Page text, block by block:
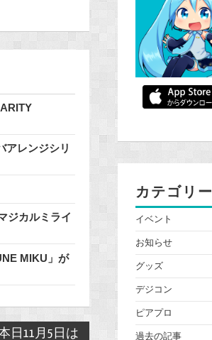
アレンジシリ
ジカルミライ
MIKU」が
日11月5日は
カテゴリー
イベント
お知らせ
グッズ
デジコン
ピアプロ
過去の記事